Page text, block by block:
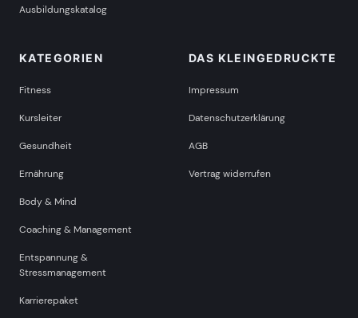
Ausbildungskatalog
KATEGORIEN
Fitness
Kursleiter
Gesundheit
Ernährung
Body & Mind
Coaching & Management
Entspannung &
Stressmanagement
Karrierepaket
DAS KLEINGEDRUCKTE
Impressum
Datenschutzerklärung
AGB
Vertrag widerrufen